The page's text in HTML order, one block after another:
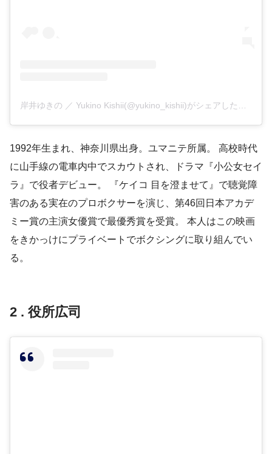
1992年生まれ、神奈川県出身。ユマニテ所属。 高校時代
に山手線の電車内中でスカウトされ、ドラマ『小公女セイ
ラ』で役者デビュー。 『ケイコ 目を澄ませて』で聴覚障
害のある実在のプロボクサーを演じ、第46回日本アカデ
ミー賞の主演女優賞で最優秀賞を受賞。 本人はこの映画
をきかっけにプライベートでボクシングに取り組んでい
る。
2 . 役所広司